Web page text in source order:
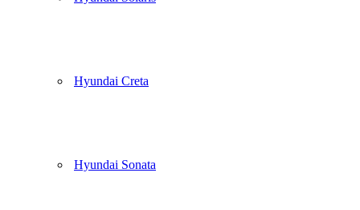
Hyundai Creta
Hyundai Sonata